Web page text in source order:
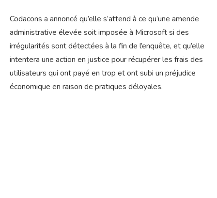
Codacons a annoncé qu’elle s’attend à ce qu’une amende
administrative élevée soit imposée à Microsoft si des
irrégularités sont détectées à la fin de l’enquête, et qu’elle
intentera une action en justice pour récupérer les frais des
utilisateurs qui ont payé en trop et ont subi un préjudice
économique en raison de pratiques déloyales.